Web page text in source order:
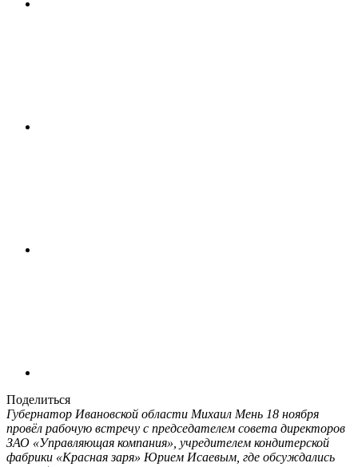
Поделиться
Губернатор Ивановской области Михаил Мень 18 ноября
провёл рабочую встречу с председателем совета директоров
ЗАО «Управляющая компания», учредителем кондитерской
фабрики «Красная заря» Юрием Исаевым, где обсуждались